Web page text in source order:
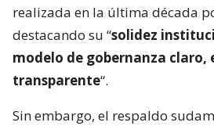
realizada en la última década
destacando su “solidez
modelo de gobernanza claro,
transparente“.
Sin embargo, el respaldo